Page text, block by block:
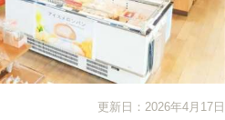
更新日：2026年4月17日